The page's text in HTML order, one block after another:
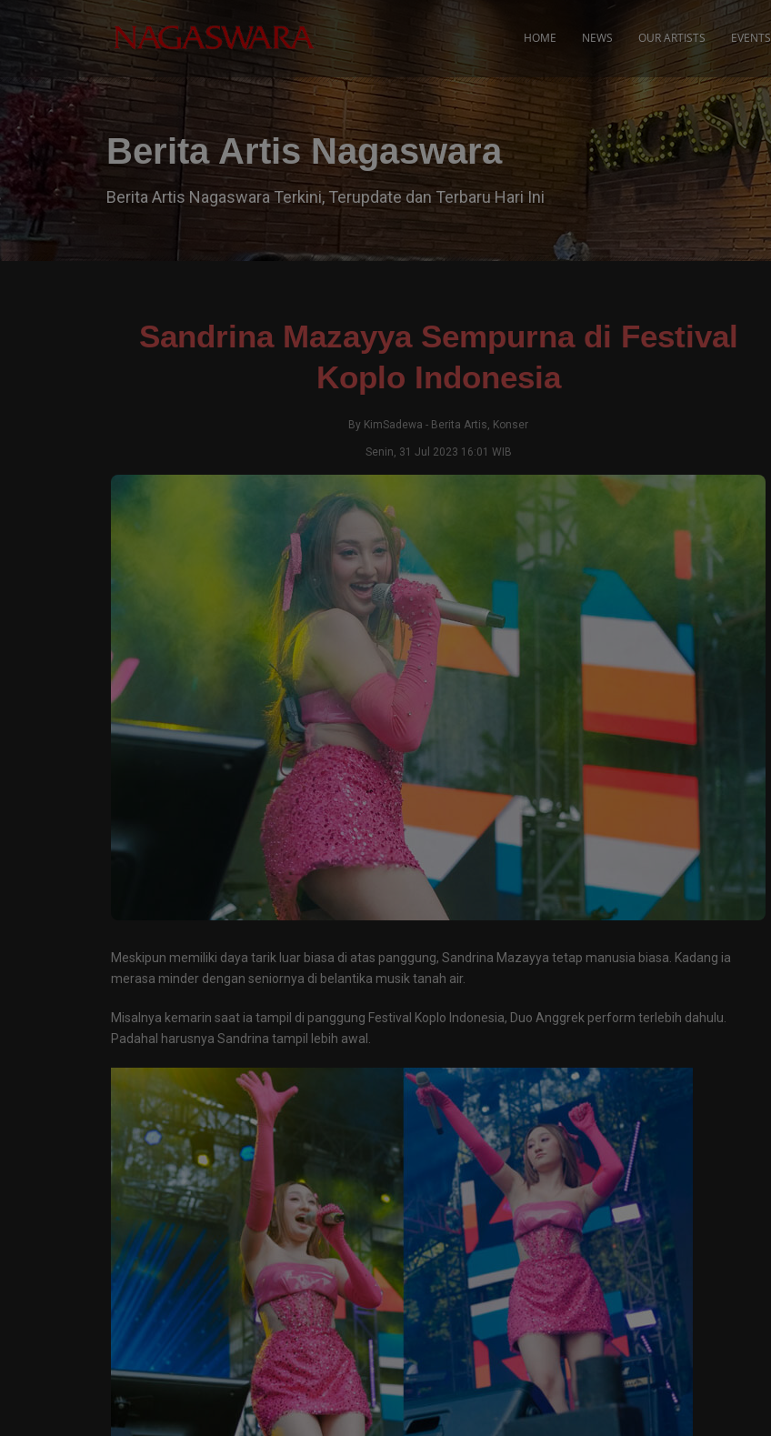
HOME NEWS OUR ARTISTS EVENTS
Berita Artis Nagaswara
Berita Artis Nagaswara Terkini, Terupdate dan Terbaru Hari Ini
Sandrina Mazayya Sempurna di Festival
Koplo Indonesia
By KimSadewa - Berita Artis, Konser
Senin, 31 Jul 2023 16:01 WIB
Meskipun memiliki daya tarik luar biasa di atas panggung, Sandrina Mazayya tetap manusia biasa. Kadang ia
merasa minder dengan seniornya di belantika musik tanah air.
Misalnya kemarin saat ia tampil di panggung Festival Koplo Indonesia, Duo Anggrek perform terlebih dahulu.
Padahal harusnya Sandrina tampil lebih awal.
modal-check